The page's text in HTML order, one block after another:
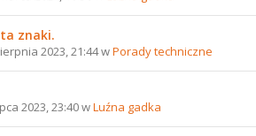
znaki.
2023, 21:44 wPorady techniczne
2023, 23:40 wLuźna gadka